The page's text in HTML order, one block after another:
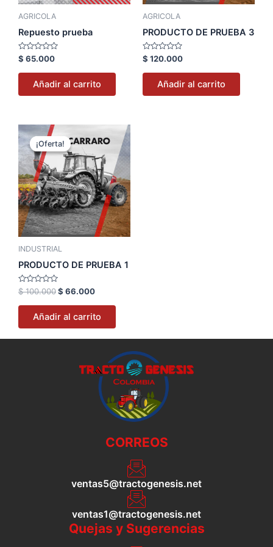
AGRICOLA
Repuesto prueba
Valorado
con
0
$ 65.000
Añadir al carrito
AGRICOLA
PRODUCTO DE PRUEBA 3
Valorado
con
0
$ 120.000
Añadir al carrito
¡Oferta!
¡Oferta!
INDUSTRIAL
PRODUCTO DE PRUEBA 1
Valorado
con
0
$100.000
precio
original
era:
$ 100.000.
$ 66.000
precio
es:
$ 66.000.
Añadir al carrito
CORREOS
ventas5@tractogenesis.net
ventas1@tractogenesis.net
Quejas y Sugerencias